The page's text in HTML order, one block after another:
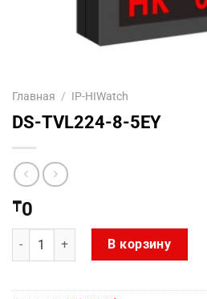
Главная / IP-HIWatch
DS-TVL224-8-5EY
₸0
Количество товара DS-TVL224-8-5EY
В корзину